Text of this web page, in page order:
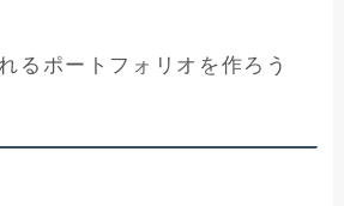
るポートフォリオを作ろう